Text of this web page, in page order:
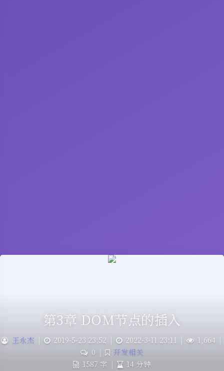
第3章 DOM节点的插入
王永杰 | 2019-5-23 23:52 | 2022-3-11 23:11 | 1,664 |
0 |
开发相关
1587 字 | 14 分钟